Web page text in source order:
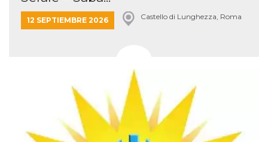
12 SEPTIEMBRE 2026 Castello di Lunghezza, Roma